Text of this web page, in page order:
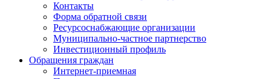
Контакты
Форма обратной связи
Ресурсоснабжающие организации
Муниципально-частное партнерство
Инвестиционный профиль
Обращения граждан
Интернет-приемная